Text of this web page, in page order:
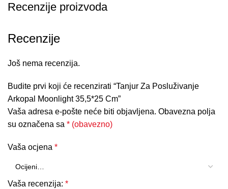
Recenzije proizvoda
Recenzije
Još nema recenzija.
Budite prvi koji će recenzirati “Tanjur Za Posluživanje
Arkopal Moonlight 35,5*25 Cm”
Vaša adresa e-pošte neće biti objavljena. Obavezna polja
su označena sa * (obavezno)
Vaša ocjena *
Vaša recenzija: *